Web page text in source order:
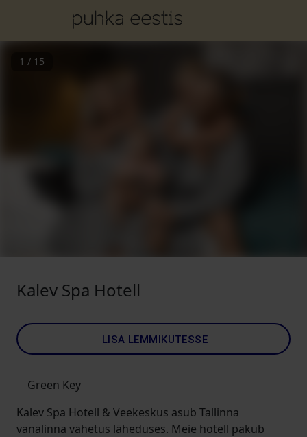
1 / 15
Kalev Spa Hotell
LISA LEMMIKUTESSE
Green Key
Kalev Spa Hotell & Veekeskus asub Tallinna
vanalinna vahetus läheduses. Meie hotell pakub